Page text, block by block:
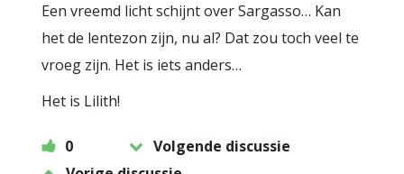
Een vreemd licht schijnt over Sargasso… Kan
het de lentezon zijn, nu al? Dat zou toch veel te
vroeg zijn. Het is iets anders…
Het is Lilith!
0
Volgende discussie